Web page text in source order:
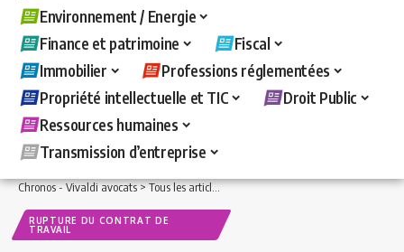
Environnement / Energie
Finance et patrimoine
Fiscal
Immobilier
Professions réglementées
Propriété intellectuelle et TIC
Droit Public
Ressources humaines
Transmission d’entreprise
Chronos - Vivaldi avocats>Tous les articles >Ressources humaines>Rupture
RUPTURE DU CONTRAT DE
TRAVAIL